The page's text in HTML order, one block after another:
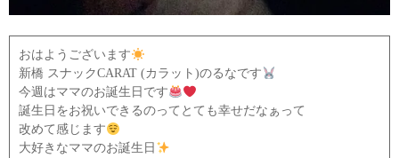
おはようございます
新橋 スナックCARAT (カラット)のるなです
今週はママのお誕生日です
誕生日をお祝いできるのってとても幸せだなぁって
改めて感じます
大好きなママのお誕生日